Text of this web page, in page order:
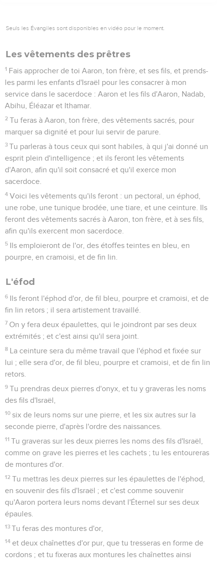
Seuls les Évangiles sont disponibles en vidéo pour le moment.
Les vêtements des prêtres
1 Fais approcher de toi Aaron, ton frère, et ses fils, et prends-
les parmi les enfants d'Israël pour les consacrer à mon
service dans le sacerdoce : Aaron et les fils d'Aaron, Nadab,
Abihu, Éléazar et Ithamar.
2 Tu feras à Aaron, ton frère, des vêtements sacrés, pour
marquer sa dignité et pour lui servir de parure.
3 Tu parleras à tous ceux qui sont habiles, à qui j'ai donné un
esprit plein d'intelligence ; et ils feront les vêtements
d'Aaron, afin qu'il soit consacré et qu'il exerce mon
sacerdoce.
4 Voici les vêtements qu'ils feront : un pectoral, un éphod,
une robe, une tunique brodée, une tiare, et une ceinture. Ils
feront des vêtements sacrés à Aaron, ton frère, et à ses fils,
afin qu'ils exercent mon sacerdoce.
5 Ils emploieront de l'or, des étoffes teintes en bleu, en
pourpre, en cramoisi, et de fin lin.
L'éfod
6 Ils feront l'éphod d'or, de fil bleu, pourpre et cramoisi, et de
fin lin retors ; il sera artistement travaillé.
7 On y fera deux épaulettes, qui le joindront par ses deux
extrémités ; et c'est ainsi qu'il sera joint.
8 La ceinture sera du même travail que l'éphod et fixée sur
lui ; elle sera d'or, de fil bleu, pourpre et cramoisi, et de fin lin
retors.
9 Tu prendras deux pierres d'onyx, et tu y graveras les noms
des fils d'Israël,
10 six de leurs noms sur une pierre, et les six autres sur la
seconde pierre, d'après l'ordre des naissances.
11 Tu graveras sur les deux pierres les noms des fils d'Israël,
comme on grave les pierres et les cachets ; tu les entoureras
de montures d'or.
12 Tu mettras les deux pierres sur les épaulettes de l'éphod,
en souvenir des fils d'Israël ; et c'est comme souvenir
qu'Aaron portera leurs noms devant l'Éternel sur ses deux
épaules.
13 Tu feras des montures d'or,
14 et deux chaînettes d'or pur, que tu tresseras en forme de
cordons ; et tu fixeras aux montures les chaînettes ainsi